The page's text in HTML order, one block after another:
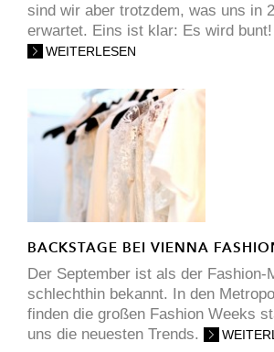
sind wir aber trotzdem, was uns in
erwartet. Eins ist klar: Es wird bunt!
WEITERLESEN
BACKSTAGE BEI VIENNA
Der September ist als der Fashion-
schlechthin bekannt. In den
finden die großen Fashion Weeks
uns die neuesten Trends.